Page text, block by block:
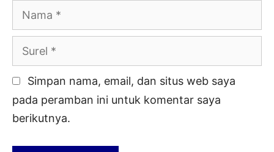
Nama
Surel
Simpan nama, email, dan situs web saya
pada peramban ini untuk komentar saya
berikutnya.